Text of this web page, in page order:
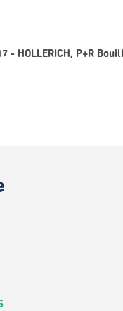
- HOLLERICH, P+R